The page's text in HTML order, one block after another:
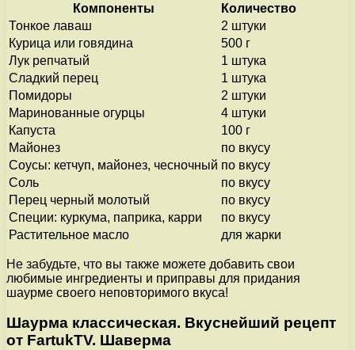
Компоненты
Количество
Тонкое лаваш
2 штуки
Курица или говядина
500 г
Лук репчатый
1 штука
Сладкий перец
1 штука
Помидоры
2 штуки
Маринованные огурцы
4 штуки
Капуста
100 г
Майонез
по вкусу
Соусы: кетчуп, майонез, чесночный по вкусу
Соль
по вкусу
Перец черный молотый
по вкусу
Специи: куркума, паприка, карри
по вкусу
Растительное масло
для жарки
Не забудьте, что вы также можете добавить свои
любимые ингредиенты и приправы для придания
шаурме своего неповторимого вкуса!
Шаурма классическая. Вкуснейший рецепт
от FartukTV. Шаверма